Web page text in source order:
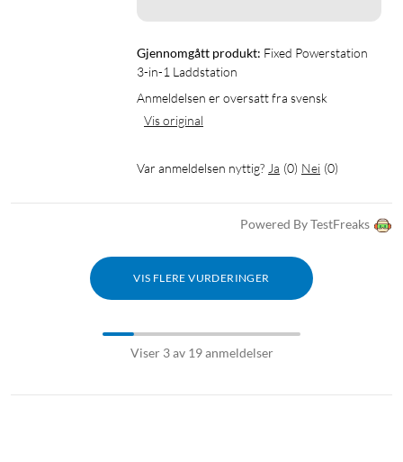
Gjennomgått produkt: Fixed Powerstation
3-in-1 Laddstation
Anmeldelsen er oversatt fra svensk
Vis original
Var anmeldelsen nyttig? Ja (0) Nei (0)
Powered By TestFreaks
VIS FLERE VURDERINGER
Viser 3 av 19 anmeldelser